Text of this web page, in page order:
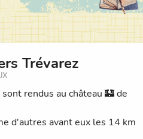
Trévarez
rendus au château 🏰 de
d'autres avant eux les 14 km